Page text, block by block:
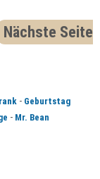
Nächste Seite
- Geburtstag
- Mr. Bean